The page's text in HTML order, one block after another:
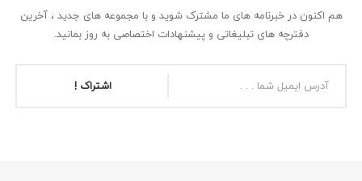
هم اکنون در خبرنامه های ما مشترک شوید و با مجموعه های جدید ، آخرین
دفترچه های تبلیغاتی و پیشنهادات اختصاصی به روز بمانید.
اشتراک !